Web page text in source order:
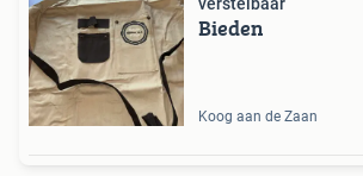
Bieden
Koog aan de Zaan